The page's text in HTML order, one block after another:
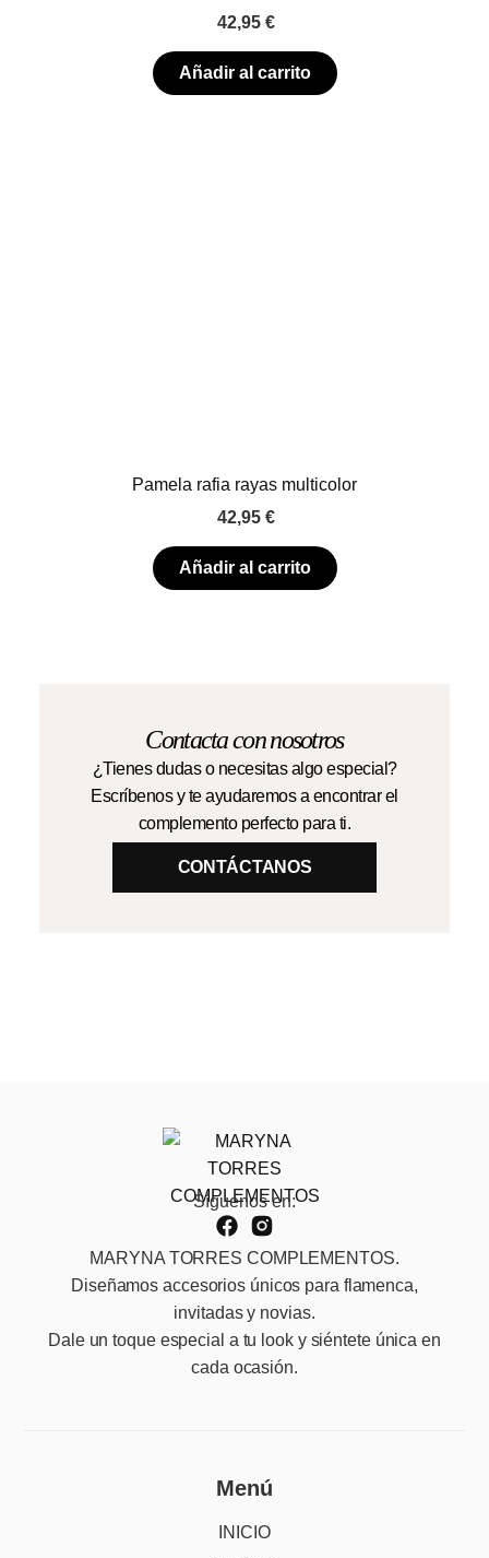
42,95 €
Añadir al carrito
Pamela rafia rayas multicolor
42,95 €
Añadir al carrito
Contacta con nosotros
¿Tienes dudas o necesitas algo especial?
Escríbenos y te ayudaremos a encontrar el
complemento perfecto para ti.
CONTÁCTANOS
Síguenos en:
MARYNA TORRES COMPLEMENTOS.
Diseñamos accesorios únicos para flamenca,
invitadas y novias.
Dale un toque especial a tu look y siéntete única en
cada ocasión.
Menú
INICIO